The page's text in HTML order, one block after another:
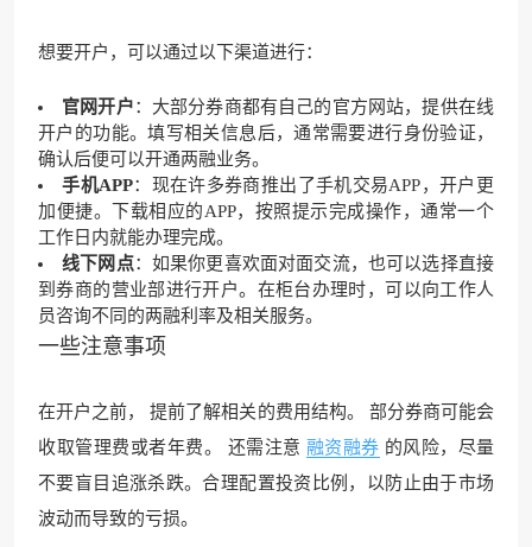
想要开户，可以通过以下渠道进行：
官网开户：大部分券商都有自己的官方网站，提供在线
开户的功能。填写相关信息后，通常需要进行身份验证，
确认后便可以开通两融业务。
手机APP：现在许多券商推出了手机交易APP，开户更
加便捷。下载相应的APP，按照提示完成操作，通常一个
工作日内就能办理完成。
线下网点：如果你更喜欢面对面交流，也可以选择直接
到券商的营业部进行开户。在柜台办理时，可以向工作人
员咨询不同的两融利率及相关服务。
一些注意事项
在开户之前， 提前了解相关的费用结构。 部分券商可能会
收取管理费或者年费。 还需注意 融资融券 的风险，尽量
不要盲目追涨杀跌。合理配置投资比例，以防止由于市场
波动而导致的亏损。